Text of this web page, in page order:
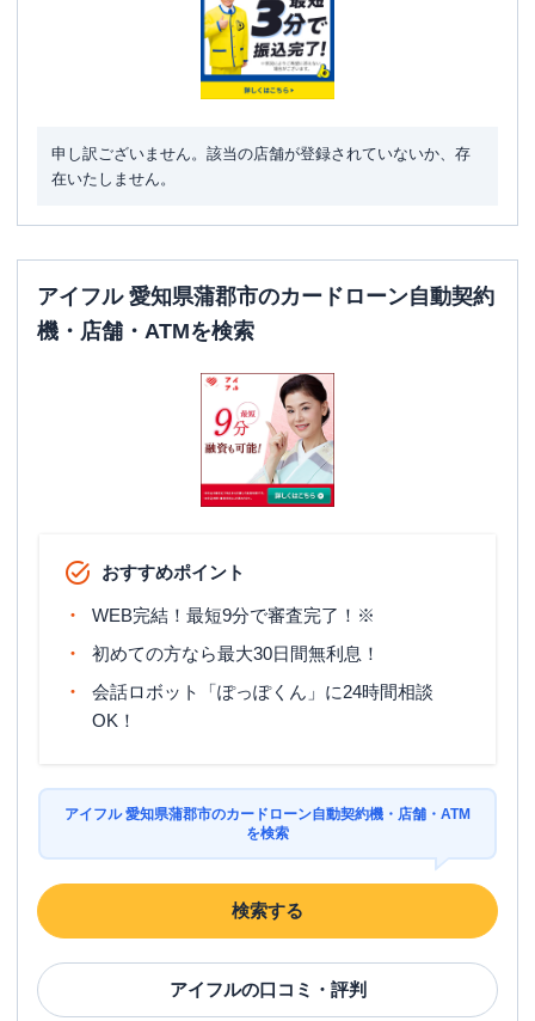
申し訳ございません。該当の店舗が登録されていないか、存
在いたしません。
アイフル 愛知県蒲郡市のカードローン自動契約
機・店舗・ATMを検索
おすすめポイント
WEB完結！最短9分で審査完了！※
初めての方なら最大30日間無利息！
会話ロボット「ぽっぽくん」に24時間相談
OK！
アイフル 愛知県蒲郡市のカードローン自動契約機・店舗・ATM
を検索
検索する
アイフルの口コミ・評判